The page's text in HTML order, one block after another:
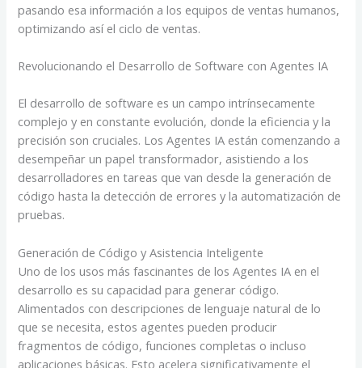
pasando esa información a los equipos de ventas humanos,
optimizando así el ciclo de ventas.
Revolucionando el Desarrollo de Software con Agentes IA
El desarrollo de software es un campo intrínsecamente
complejo y en constante evolución, donde la eficiencia y la
precisión son cruciales. Los Agentes IA están comenzando a
desempeñar un papel transformador, asistiendo a los
desarrolladores en tareas que van desde la generación de
código hasta la detección de errores y la automatización de
pruebas.
Generación de Código y Asistencia Inteligente
Uno de los usos más fascinantes de los Agentes IA en el
desarrollo es su capacidad para generar código.
Alimentados con descripciones de lenguaje natural de lo
que se necesita, estos agentes pueden producir
fragmentos de código, funciones completas o incluso
aplicaciones básicas. Esto acelera significativamente el